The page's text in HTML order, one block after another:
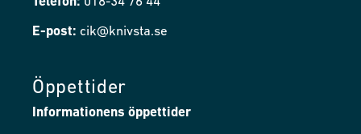
E-post: cik@knivsta.se
Öppettider
Informationens öppettider